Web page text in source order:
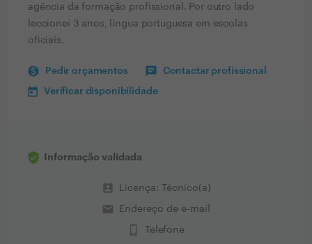
agência da formação profissional. Por outro lado
leccionei 3 anos, língua portuguesa em escolas
oficiais.
Pedir orçamentos Contactar profissional
Verificar disponibilidade
Informação validada
perm_contact_calendar Licença: Técnico(a)
email Endereço de e-mail
phone_iphone Telefone